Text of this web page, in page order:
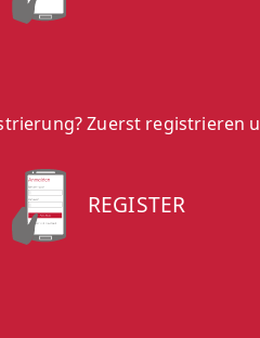
Zuerst registrieren
REGISTER